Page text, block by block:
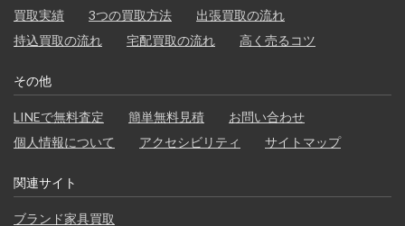
買取実績 3つの買取方法
出張買取の流れ
持込買取の流れ
宅配買取の流れ 高く売るコツ
その他
LINEで無料査定 簡単無料見積
お問い合わせ
個人情報について
アクセシビリティ サイトマップ
関連サイト
ブランド家具買取